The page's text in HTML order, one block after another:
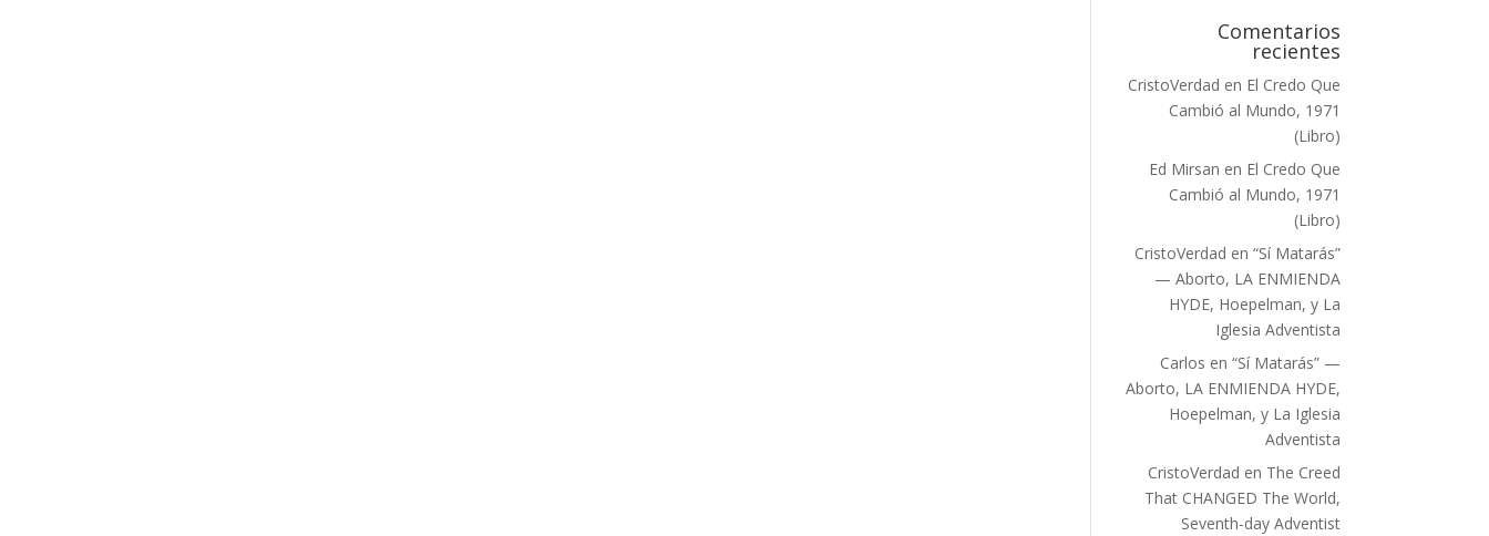
Comentarios
recientes
CristoVerdad en El Credo Que
Cambió al Mundo, 1971
(Libro)
Ed Mirsan en El Credo Que
Cambió al Mundo, 1971
(Libro)
CristoVerdad en “Sí Matarás”
— Aborto, LA ENMIENDA
HYDE, Hoepelman, y La
Iglesia Adventista
Carlos en “Sí Matarás” —
Aborto, LA ENMIENDA HYDE,
Hoepelman, y La Iglesia
Adventista
CristoVerdad en The Creed
That CHANGED The World,
Seventh-day Adventist